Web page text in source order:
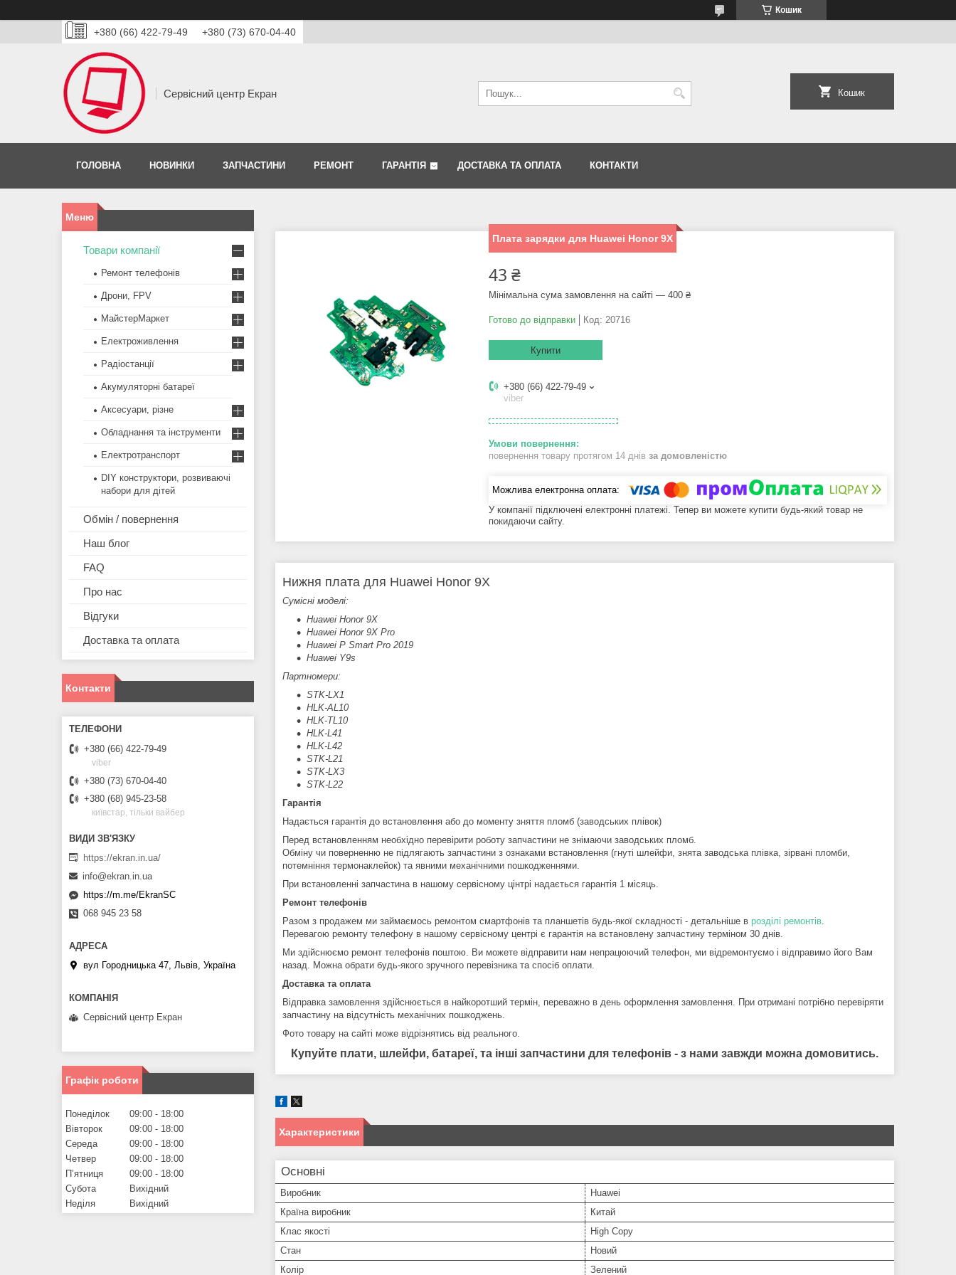
Кошик
+380 (66) 422-79-49 +380 (73) 670-04-40
Сервісний центр Екран Кошик
ГОЛОВНА НОВИНКИ ЗАПЧАСТИНИ РЕМОНТ ГАРАНТІЯ ДОСТАВКА ТА ОПЛАТА КОНТАКТИ
Плата зарядки для Huawei Honor 9X
43 ₴
Мінімальна сума замовлення на сайті — 400 ₴
Готово до відправки Код: 20716
Купити
+380 (66) 422-79-49
viber
повернення товару протягом 14 днів за домовленістю
У компанії підключені електронні платежі. Тепер ви можете купити будь-який товар не
покидаючи сайту.
Нижня плата для Huawei Honor 9X
Сумісні моделі:
Huawei Honor 9X
Huawei Honor 9X Prо
Huawei P Smart Pro 2019
Huawei Y9s
Партномери:
STK-LX1
HLK-AL10
HLK-TL10
HLK-L41
HLK-L42
STK-L21
STK-LX3
STK-L22
Гарантія
Надається гарантія до встановлення або до моменту зняття пломб (заводських плівок)
Перед встановленням необхідно перевірити роботу запчастини не знімаючи заводських пломб.
Обміну чи поверненню не підлягають запчастини з ознаками встановлення (гнуті шлейфи, знята заводська плівка, зірвані пломби,
потемніння термонаклейок) та явними механічними пошкодженнями.
При встановленні запчастина в нашому сервісному цінтрі надається гарантія 1 місяць.
Ремонт телефонів
Разом з продажем ми займаємось ремонтом смартфонів та планшетів будь-якої складності - детальніше в розділі ремонтів.
Перевагою ремонту телефону в нашому сервісному центрі є гарантія на встановлену запчастину терміном 30 днів.
Ми здійснюємо ремонт телефонів поштою. Ви можете відправити нам непрацюючий телефон, ми відремонтуємо і відправимо його Вам
назад. Можна обрати будь-якого зручного перевізника та спосіб оплати.
Доставка та оплата
Відправка замовлення здійснюється в найкоротший термін, переважно в день оформлення замовлення. При отримані потрібно перевіряти
запчастину на відсутність механічних пошкоджень.
Фото товару на сайті може відрізнятись від реального.
Купуйте плати, шлейфи, батареї, та інші запчастини для телефонів - з нами завжди можна домовитись.
Характеристики
Основні
Виробник
Huawei
Країна виробник
Китай
Клас якості
High Copy
Стан
Новий
Колір
Зелений
Товари компанії
Ремонт телефонів
Дрони, FPV
МайстерМаркет
Електроживлення
Радіостанції
Акумуляторні батареї
Аксесуари, різне
Обладнання та інструменти
Електротранспорт
DIY конструктори, розвиваючі
набори для дітей
Обмін / повернення
Наш блог
FAQ
Про нас
Відгуки
Доставка та оплата
Контакти
+380 (66) 422-79-49
viber
+380 (73) 670-04-40
+380 (68) 945-23-58
київстар, тільки вайбер
https://ekran.in.ua/
info@ekran.in.ua
https://m.me/EkranSC
068 945 23 58
вул Городницька 47, Львів, Україна
Сервісний центр Екран
Графік роботи
Понеділок 09:00
18:00
Вівторок
09:00
18:00
Середа
09:00
18:00
Четвер
09:00
18:00
Пʼятниця
09:00
18:00
Субота
Вихідний
Неділя
Вихідний